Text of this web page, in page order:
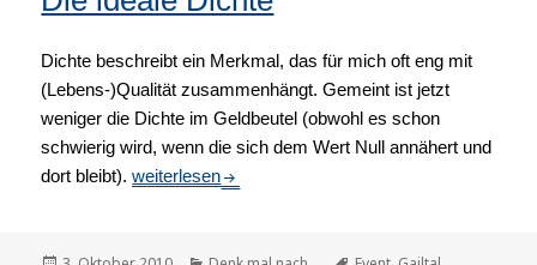
Dichte beschreibt ein Merkmal, das für mich oft eng mit
(Lebens-)Qualität zusammenhängt. Gemeint ist jetzt
weniger die Dichte im Geldbeutel (obwohl es schon
schwierig wird, wenn die sich dem Wert Null annähert und
dort bleibt).Die ideale Dichte
weiterlesen